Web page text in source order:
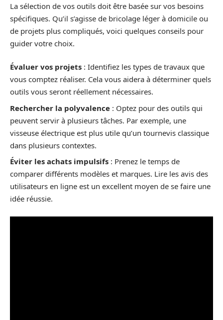
La sélection de vos outils doit être basée sur vos besoins
spécifiques. Qu’il s’agisse de bricolage léger à domicile ou
de projets plus compliqués, voici quelques conseils pour
guider votre choix.
Évaluer vos projets : Identifiez les types de travaux que
vous comptez réaliser. Cela vous aidera à déterminer quels
outils vous seront réellement nécessaires.
Rechercher la polyvalence : Optez pour des outils qui
peuvent servir à plusieurs tâches. Par exemple, une
visseuse électrique est plus utile qu’un tournevis classique
dans plusieurs contextes.
Éviter les achats impulsifs : Prenez le temps de
comparer différents modèles et marques. Lire les avis des
utilisateurs en ligne est un excellent moyen de se faire une
idée réussie.